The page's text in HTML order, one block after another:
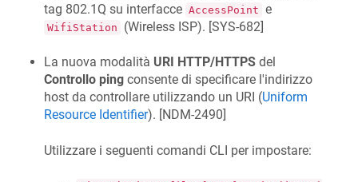
tag 802.1Q su interfacce AccessPoint e
WifiStation (Wireless ISP). [SYS-682]
La nuova modalità URI HTTP/HTTPS del
Controllo ping consente di specificare l'indirizzo
host da controllare utilizzando un URI (Uniform
Resource Identifier). [NDM-2490]
Utilizzare i seguenti comandi CLI per impostare: